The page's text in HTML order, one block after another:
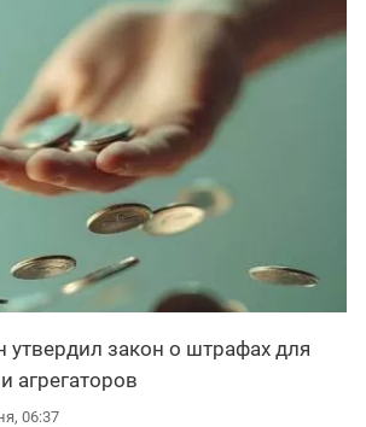
утвердил закон о штрафах для
агрегаторов
06:37